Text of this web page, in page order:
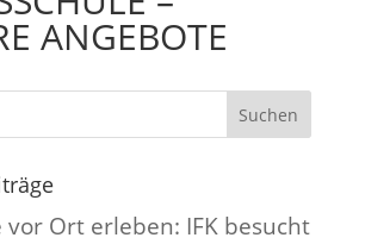
ANGEBOTE
Suchen
vor Ort erleben: IFK besucht